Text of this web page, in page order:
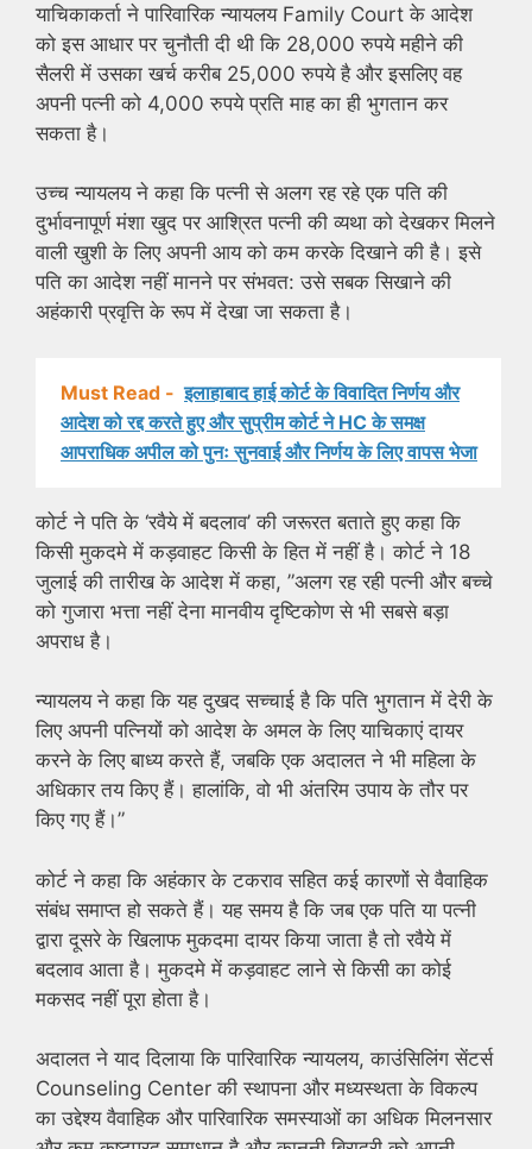
याचिकाकर्ता ने पारिवारिक न्यायलय Family Court के आदेश
को इस आधार पर चुनौती दी थी कि 28,000 रुपये महीने की
सैलरी में उसका खर्च करीब 25,000 रुपये है और इसलिए वह
अपनी पत्नी को 4,000 रुपये प्रति माह का ही भुगतान कर
सकता है।
उच्च न्यायलय ने कहा कि पत्नी से अलग रह रहे एक पति की
दुर्भावनापूर्ण मंशा खुद पर आश्रित पत्नी की व्यथा को देखकर मिलने
वाली खुशी के लिए अपनी आय को कम करके दिखाने की है। इसे
पति का आदेश नहीं मानने पर संभवत: उसे सबक सिखाने की
अहंकारी प्रवृत्ति के रूप में देखा जा सकता है।
Must Read - इलाहाबाद हाई कोर्ट के विवादित निर्णय और
आदेश को रद्द करते हुए और सुप्रीम कोर्ट ने HC के समक्ष
आपराधिक अपील को पुनः सुनवाई और निर्णय के लिए वापस भेजा
कोर्ट ने पति के ‘रवैये में बदलाव’ की जरूरत बताते हुए कहा कि
किसी मुकदमे में कड़वाहट किसी के हित में नहीं है। कोर्ट ने 18
जुलाई की तारीख के आदेश में कहा, ”अलग रह रही पत्नी और बच्चे
को गुजारा भत्ता नहीं देना मानवीय दृष्टिकोण से भी सबसे बड़ा
अपराध है।
न्यायलय ने कहा कि यह दुखद सच्चाई है कि पति भुगतान में देरी के
लिए अपनी पत्नियों को आदेश के अमल के लिए याचिकाएं दायर
करने के लिए बाध्य करते हैं, जबकि एक अदालत ने भी महिला के
अधिकार तय किए हैं। हालांकि, वो भी अंतरिम उपाय के तौर पर
किए गए हैं।”
कोर्ट ने कहा कि अहंकार के टकराव सहित कई कारणों से वैवाहिक
संबंध समाप्त हो सकते हैं। यह समय है कि जब एक पति या पत्नी
द्वारा दूसरे के खिलाफ मुकदमा दायर किया जाता है तो रवैये में
बदलाव आता है। मुकदमे में कड़वाहट लाने से किसी का कोई
मकसद नहीं पूरा होता है।
अदालत ने याद दिलाया कि पारिवारिक न्यायलय, काउंसिलिंग सेंटर्स
Counseling Center की स्थापना और मध्यस्थता के विकल्प
का उद्देश्य वैवाहिक और पारिवारिक समस्याओं का अधिक मिलनसार